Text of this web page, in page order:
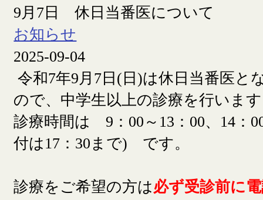
9月7日 休日当番医について
お知らせ
2025-09-04
令和7年9月7日(日)は休日当番医と
ので、中学生以上の診療を行います
診療時間は 9：00～13：00、14：
付は17：30まで) です。
診療をご希望の方は必ず受診前に